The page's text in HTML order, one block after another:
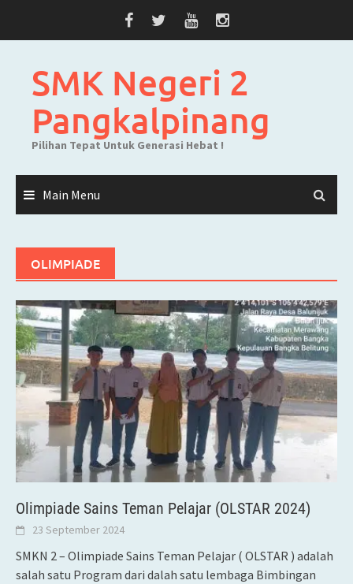
SMK Negeri 2
Pangkalpinang
Pilihan Tepat Untuk Generasi Hebat !
Main Menu
OLIMPIADE
Olimpiade Sains Teman Pelajar (OLSTAR 2024)
23 September 2024
SMKN 2 – Olimpiade Sains Teman Pelajar ( OLSTAR ) adalah
salah satu Program dari dalah satu lembaga Bimbingan